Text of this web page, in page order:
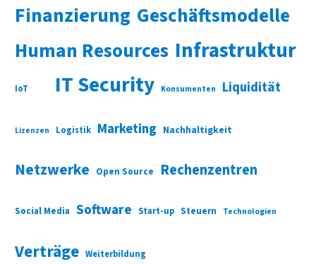
Finanzierung Geschäftsmodelle
Human Resources Infrastruktur
IoT IT Security Konsumenten Liquidität
Lizenzen Logistik Marketing Nachhaltigkeit
Netzwerke Open Source Rechenzentren
Social Media Software Start-up Steuern Technologien
Verträge Weiterbildung